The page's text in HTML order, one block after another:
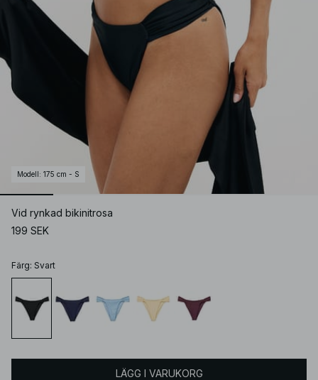
Modell : 175 cm - S
Vid rynkad bikinitrosa
199 SEK
Färg: Svart
LÄGG I VARUKORG